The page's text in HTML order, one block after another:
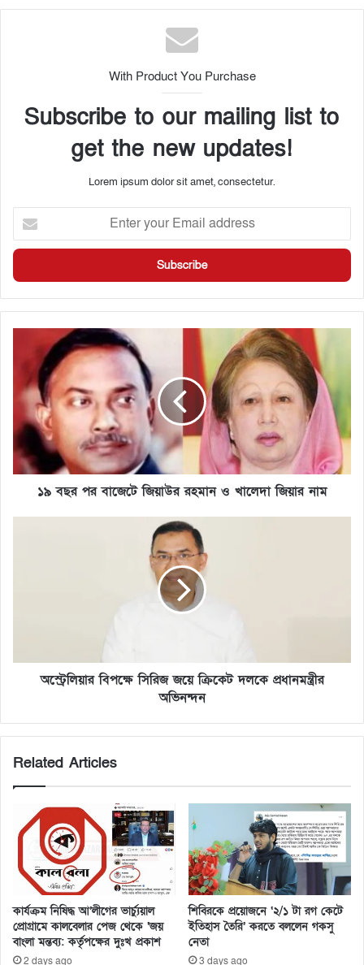
With Product You Purchase
Subscribe to our mailing list to
get the new updates!
Lorem ipsum dolor sit amet, consectetur.
১৯ বছর পর বাজেটে জিয়াউর রহমান ও খালেদা জিয়ার নাম
অস্ট্রেলিয়ার বিপক্ষে সিরিজ জয়ে ক্রিকেট দলকে প্রধানমন্ত্রীর
অভিনন্দন
Related Articles
কার্যক্রম নিষিদ্ধ আ’লীগের ভার্চ্যুয়াল
প্রোগ্রামে কালবেলার পেজ থেকে ‘জয়
বাংলা মন্তব্য: কর্তৃপক্ষের দুঃখ প্রকাশ
2 days ago
শিবিরকে প্রয়োজনে ‘২/১ টা রগ কেটে
ইতিহাস তৈরি’ করতে বললেন গকসু
নেতা
3 days ago